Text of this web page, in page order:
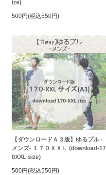
ize)
500円(税込550円)
【ダウンロードＡ３版】ゆるプル -
メンズ- １７０ＸＸＬ (download-17
0XXL size)
500円(税込550円)